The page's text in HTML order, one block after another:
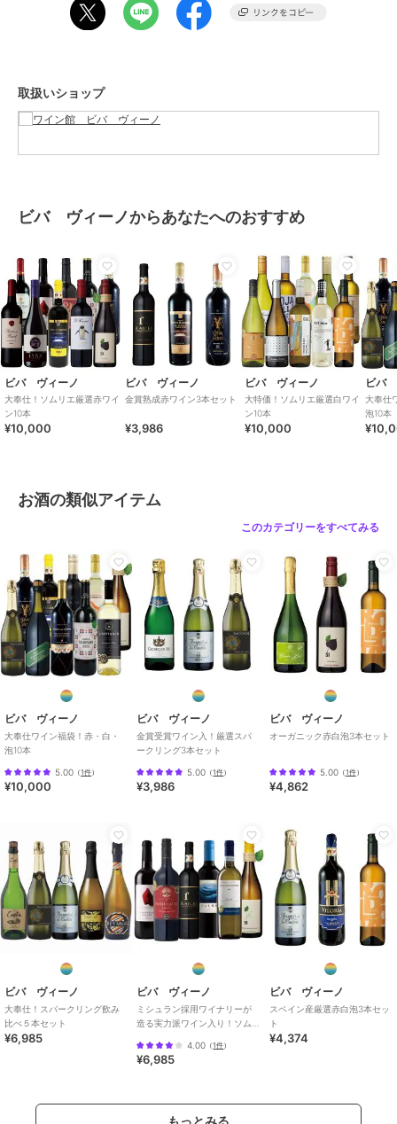
ブランド ビバ ヴィーノ
ワイン館 ビバ ヴィーノ
お手入れ
日光の当たらない冷暗所での保管
取扱いショップ
ビバ ヴィーノからあなたへのおすすめ
ビバ ヴィーノ
大奉仕！ソムリエ厳選赤ワイ
ン10本
¥10,000
ビバ ヴィーノ
金賞熟成赤ワイン3本セット
¥3,986
ビバ ヴィーノ
大特価！ソムリエ厳選白ワイ
ン10本
¥10,000
ビバ
大奉仕
泡10本
お酒の類似アイテム
このカテゴリーをすべてみる
ビバ ヴィーノ
大奉仕ワイン福袋！赤・白・
泡10本
5.00 （1件）
¥10,000
ビバ ヴィーノ
金賞受賞ワイン入！厳選スパ
ークリング3本セット
5.00 （1件）
¥3,986
ビバ ヴィーノ
オーガニック赤白泡3本セット
5.00（1件）
¥4,862
ビバ ヴィーノ
大奉仕！スパークリング飲み
比べ５本セット
¥6,985
ビバ ヴィーノ
ミシュラン採用ワイナリーが
造る実力派ワイン入り！ソム
4.00 （1件）
¥6,985
ビバ ヴィーノ
スペイン産厳選赤白泡3本セッ
ト
¥4,374